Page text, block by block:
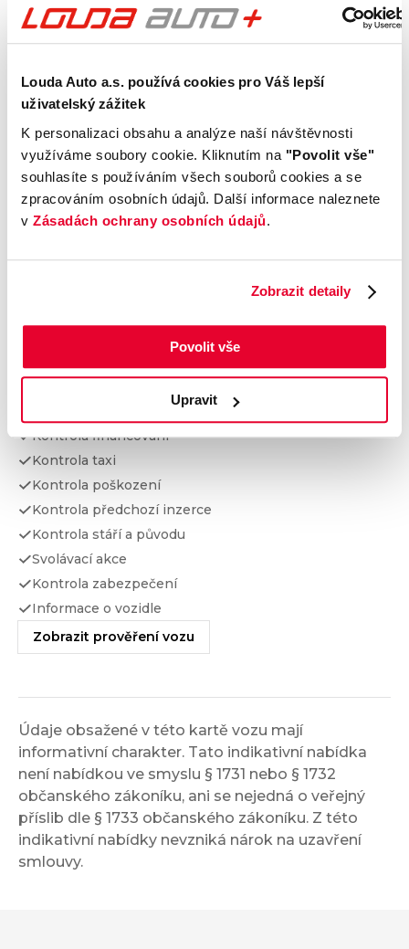
Louda Auto a.s. používá cookies pro Váš lepší
uživatelský zážitek
K personalizaci obsahu a analýze naší návštěvnosti
využíváme soubory cookie. Kliknutím na "Povolit vše"
souhlasíte s používáním všech souborů cookies a se
zpracováním osobních údajů. Další informace naleznete
v Zásadách ochrany osobních údajů.
Zobrazit detaily
Povolit vše
Upravit
prověření pro jistotu při nákupu.
Kontrola technického stavu
Motor
Nápravy a podvozek
Výfuková soustava
Brzdy
Elektronické části vozu
Prověření vozu od Cebia
Kontrola financování
Kontrola taxi
Kontrola poškození
Kontrola předchozí inzerce
Kontrola stáří a původu
Svolávací akce
Kontrola zabezpečení
Informace o vozidle
Zobrazit prověření vozu
Údaje obsažené v této kartě vozu mají
informativní charakter. Tato indikativní nabídka
není nabídkou ve smyslu § 1731 nebo § 1732
občanského zákoníku, ani se nejedná o veřejný
příslib dle § 1733 občanského zákoníku. Z této
indikativní nabídky nevzniká nárok na uzavření
smlouvy.